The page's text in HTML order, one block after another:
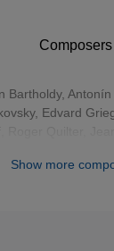
Composers
Bartholdy, Antonín
, Edvard
Show more